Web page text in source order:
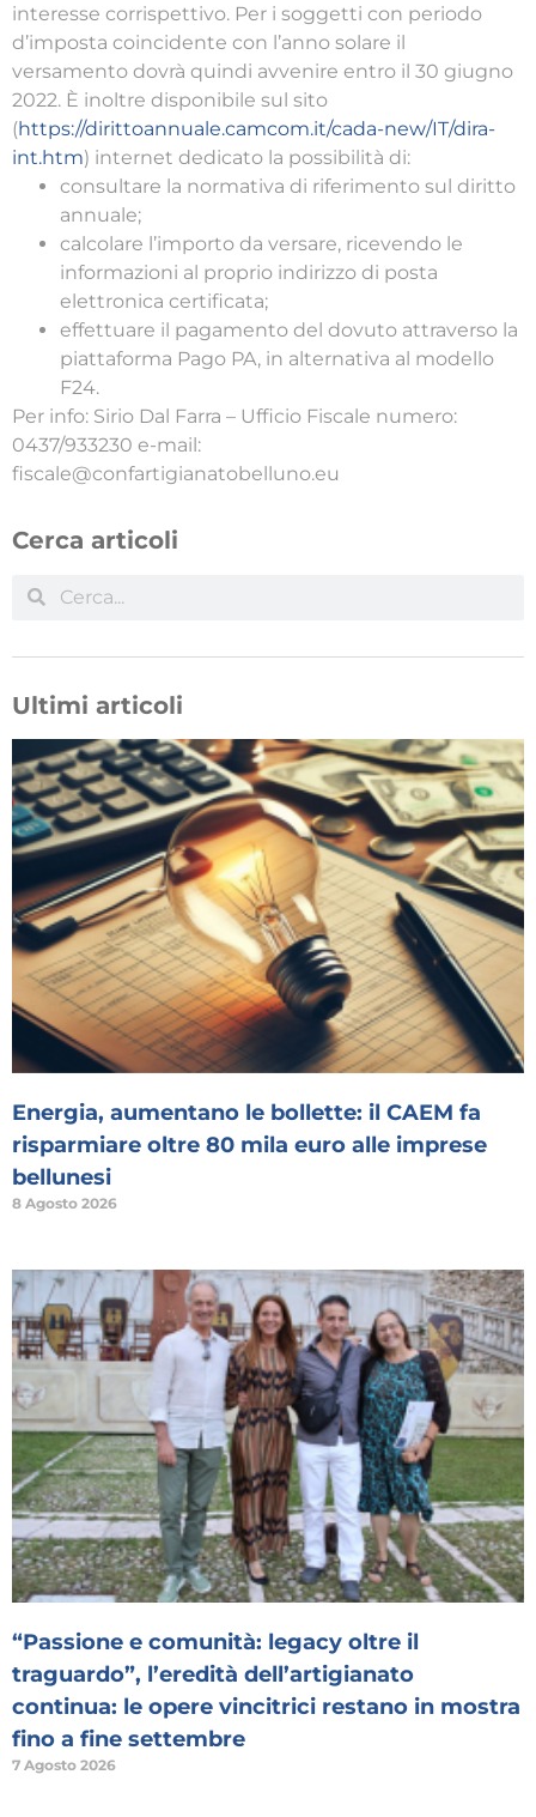
interesse corrispettivo. Per i soggetti con periodo
d’imposta coincidente con l’anno solare il
versamento dovrà quindi avvenire entro il 30 giugno
2022. È inoltre disponibile sul sito
(https://dirittoannuale.camcom.it/cada-new/IT/dira-
int.htm) internet dedicato la possibilità di:
consultare la normativa di riferimento sul diritto
annuale;
calcolare l’importo da versare, ricevendo le
informazioni al proprio indirizzo di posta
elettronica certificata;
effettuare il pagamento del dovuto attraverso la
piattaforma Pago PA, in alternativa al modello
F24.
Per info: Sirio Dal Farra – Ufficio Fiscale numero:
0437/933230 e-mail:
fiscale@confartigianatobelluno.eu
Cerca articoli
Ultimi articoli
Energia, aumentano le bollette: il CAEM fa
risparmiare oltre 80 mila euro alle imprese
bellunesi
8 Agosto 2026
“Passione e comunità: legacy oltre il
traguardo”, l’eredità dell’artigianato
continua: le opere vincitrici restano in mostra
fino a fine settembre
7 Agosto 2026